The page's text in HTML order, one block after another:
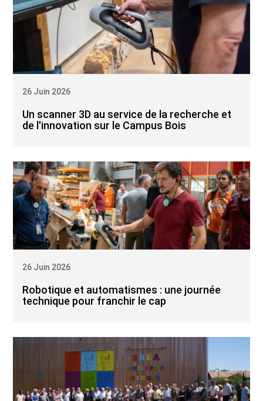
Un scanner 3D au service de la recherche et
de l'innovation sur le Campus Bois
26 Juin 2026
Robotique et automatismes : une journée
technique pour franchir le cap
26 Juin 2026